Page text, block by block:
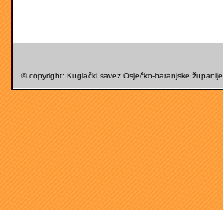
© copyright: Kuglački savez Osječko-baranjske županije